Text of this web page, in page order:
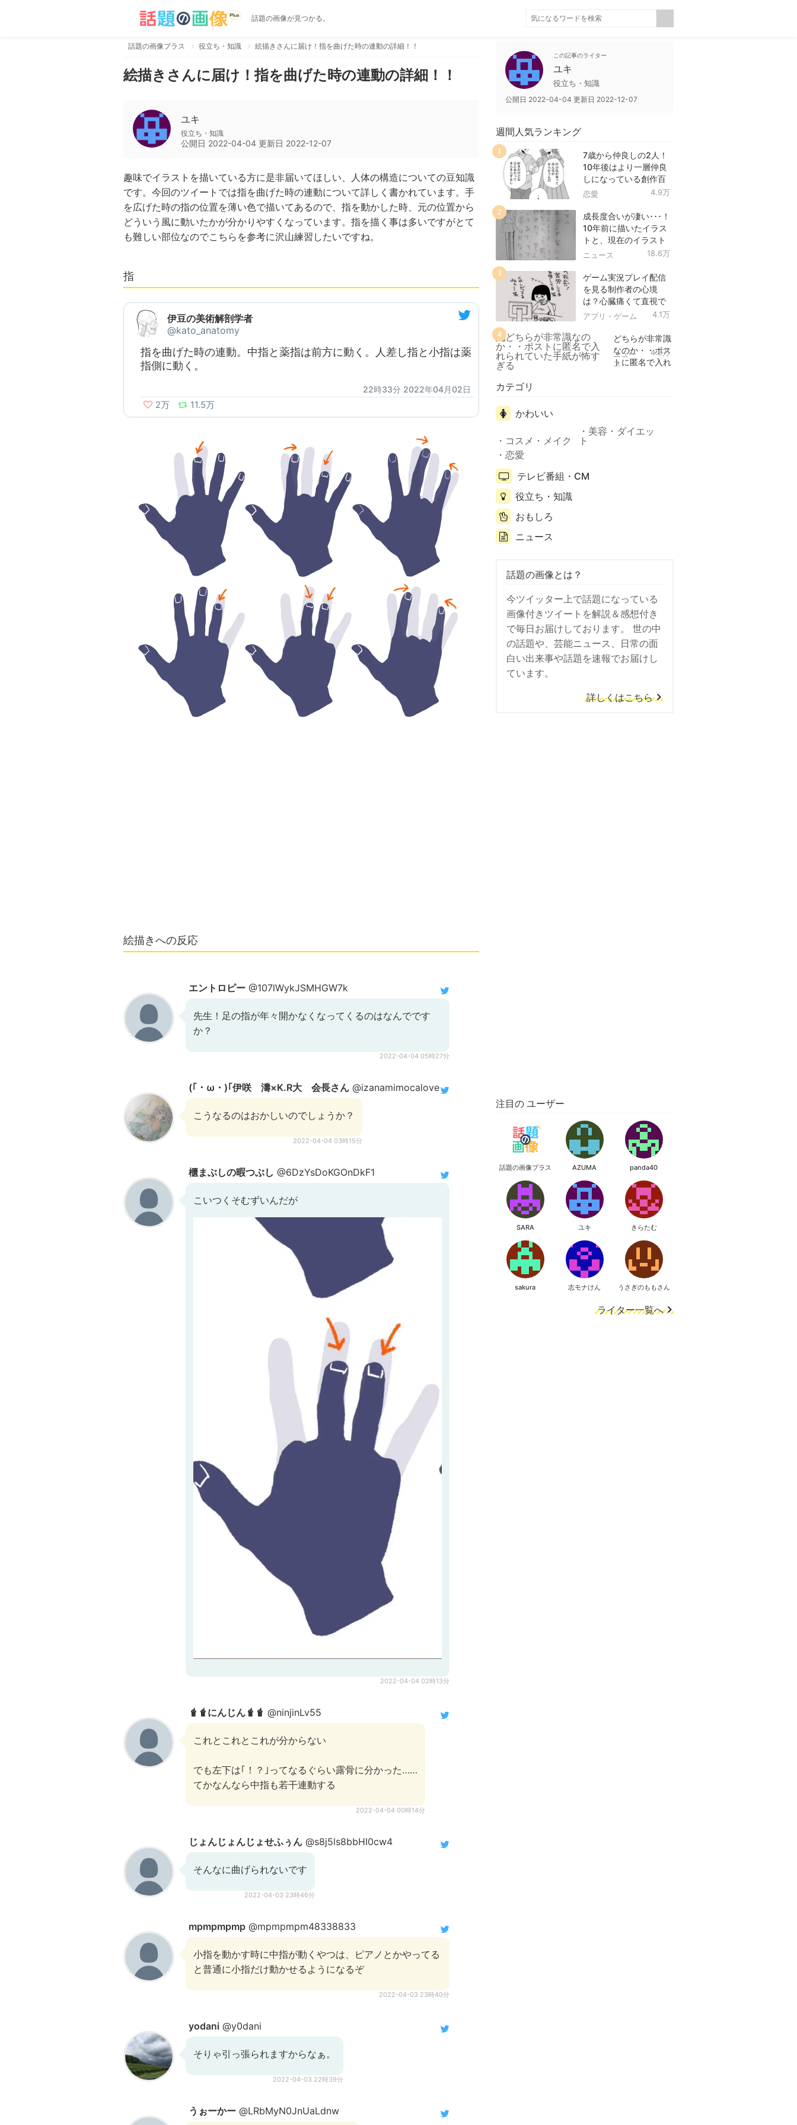
話題の画像が見つかる。
話題の画像プラス 役立ち・知識 絵描きさんに届け！指を曲げた時の連動の詳細！！
絵描きさんに届け！指を曲げた時の連動の詳細！！
ユキ
役立ち・知識
公開日 2022-04-04 更新日 2022-12-07
趣味でイラストを描いている方に是非届いてほしい、人体の構造についての豆知識
です。今回のツイートでは指を曲げた時の連動について詳しく書かれています。手
を広げた時の指の位置を薄い色で描いてあるので、指を動かした時、元の位置から
どういう風に動いたかが分かりやすくなっています。指を描く事は多いですがとて
も難しい部位なのでこちらを参考に沢山練習したいですね。
指
伊豆の美術解剖学者
@kato_anatomy
指を曲げた時の連動。中指と薬指は前方に動く。人差し指と小指は薬
指側に動く。
22時33分 2022年04月02日
2万 11.5万
絵描きへの反応
エントロピー @107lWykJSMHGW7k
先生！足の指が年々開かなくなってくるのはなんでです
か？
2022-04-04 05時27分
(｢・ω・)｢伊咲 濤×K.R大 会長さん @izanamimocalove
こうなるのはおかしいのでしょうか？
2022-04-04 03時15分
櫃まぶしの暇つぶし @6DzYsDoKGOnDkF1
こいつくそむずいんだが
2022-04-04 02時13分
🧋🧋にんじん🧋🧋 @ninjinLv55
これとこれとこれが分からない
でも左下は｢！？｣ってなるぐらい露骨に分かった……
てかなんなら中指も若干連動する
2022-04-04 00時14分
じょんじょんじょせふぅん @s8j5ls8bbHI0cw4
そんなに曲げられないです
2022-04-03 23時46分
mpmpmpmp @mpmpmpm48338833
小指を動かす時に中指が動くやつは、ピアノとかやってる
と普通に小指だけ動かせるようになるぞ
2022-04-03 23時40分
yodani @y0dani
そりゃ引っ張られますからなぁ。
2022-04-03 22時39分
うぉーかー @LRbMyN0JnUaLdnw
この記事のライター
ユキ
役立ち・知識
公開日 2022-04-04 更新日 2022-12-07
週間人気ランキング
7歳から仲良しの2人！
10年後はより一層仲良
しになっている創作百
合！
恋愛 4.9万
1
成長度合いが凄い･･･！
10年前に描いたイラス
トと、現在のイラスト
を投稿したツイートが
ニュース 18.6万
2
ゲーム実況プレイ配信
を見る制作者の心境
は？心臓痛くて直視で
きなかった！
アプリ・ゲーム 4.1万
3
どちらが非常識
なのか・・ポス
トに匿名で入れ
ニュー
ス
4.9万
4
カテゴリ
かわいい
コスメ・メイク
美容・ダイエッ
ト
恋愛
テレビ番組・CM
役立ち・知識
おもしろ
ニュース
話題の画像とは？
今ツイッター上で話題になっている
画像付きツイートを解説＆感想付き
で毎日お届けしております。 世の中
の話題や、芸能ニュース、日常の面
白い出来事や話題を速報でお届けし
ています。
詳しくはこちら
注目の ユーザー
話題の画像プラス AZUMA panda40
SARA ユキ きらたむ
sakura 志モナけん うさぎのももさん
ライター一覧へ